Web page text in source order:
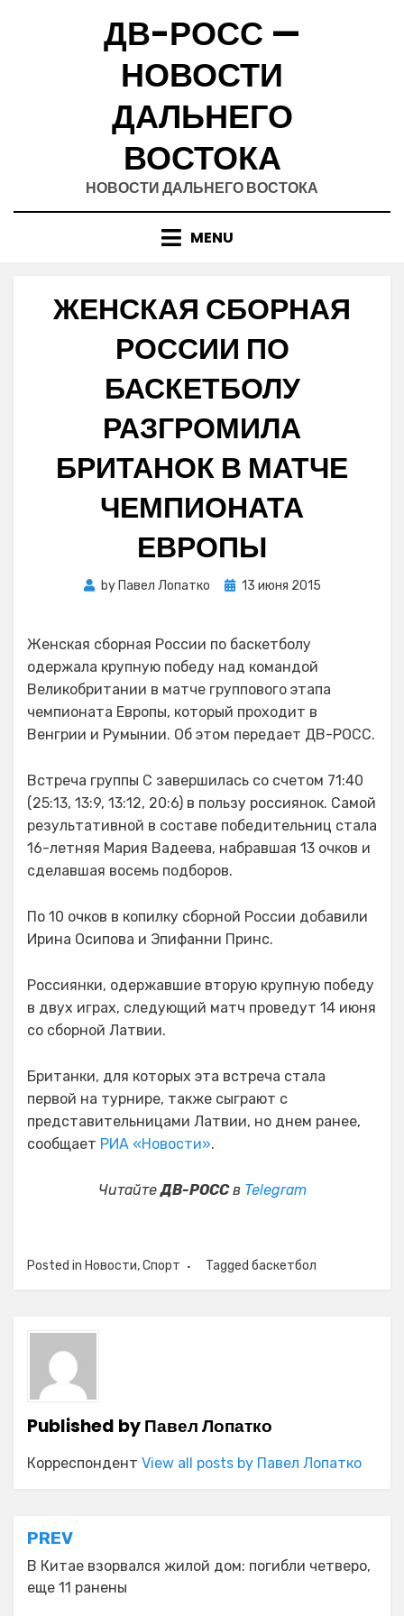
ДВ-РОСС —
НОВОСТИ
ДАЛЬНЕГО
ВОСТОКА
НОВОСТИ ДАЛЬНЕГО ВОСТОКА
MENU
ЖЕНСКАЯ СБОРНАЯ
РОССИИ ПО
БАСКЕТБОЛУ
РАЗГРОМИЛА
БРИТАНОК В МАТЧЕ
ЧЕМПИОНАТА
ЕВРОПЫ
by Павел Лопатко
Posted
13 июня 2015
Женская сборная России по баскетболу
одержала крупную победу над командой
Великобритании в матче группового этапа
чемпионата Европы, который проходит в
Венгрии и Румынии. Об этом передает ДВ-РОСС.
Встреча группы C завершилась со счетом 71:40
(25:13, 13:9, 13:12, 20:6) в пользу россиянок. Самой
результативной в составе победительниц стала
16-летняя Мария Вадеева, набравшая 13 очков и
сделавшая восемь подборов.
По 10 очков в копилку сборной России добавили
Ирина Осипова и Эпифанни Принс.
Россиянки, одержавшие вторую крупную победу
в двух играх, следующий матч проведут 14 июня
со сборной Латвии.
Британки, для которых эта встреча стала
первой на турнире, также сыграют с
представительницами Латвии, но днем ранее,
сообщает РИА «Новости».
ЧитайтеДВ-РОССв Telegram
Posted in Новости,Спорт Tagged баскетбол
Published byПавел Лопатко
Корреспондент View all posts by Павел Лопатко
Навигация
по
записям
PREV
В Китае взорвался жилой дом: погибли четверо,
еще 11 ранены